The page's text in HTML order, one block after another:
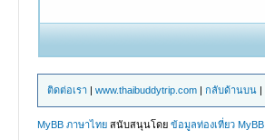
ติดต่อเรา |www.thaibuddytrip.com |กลับด้านบน |
MyBB ภาษาไทย สนับสนุนโดยข้อมูลท่องเที่ยว MyBB